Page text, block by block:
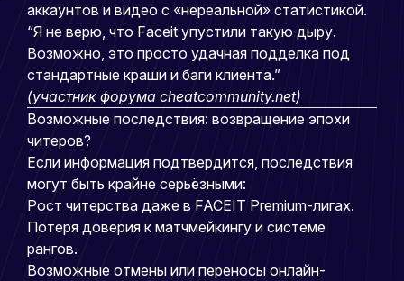
аккаунтов и видео с «нереальной» статистикой.
“Я не верю, что Faceit упустили такую дыру.
Возможно, это просто удачная подделка под
стандартные краши и баги клиента.”
(участник форума cheatcommunity.net)
Возможные последствия: возвращение эпохи
читеров?
Если информация подтвердится, последствия
могут быть крайне серьёзными:
Рост читерства даже в FACEIT Premium-лигах.
Потеря доверия к матчмейкингу и системе
рангов.
Возможные отмены или переносы онлайн-